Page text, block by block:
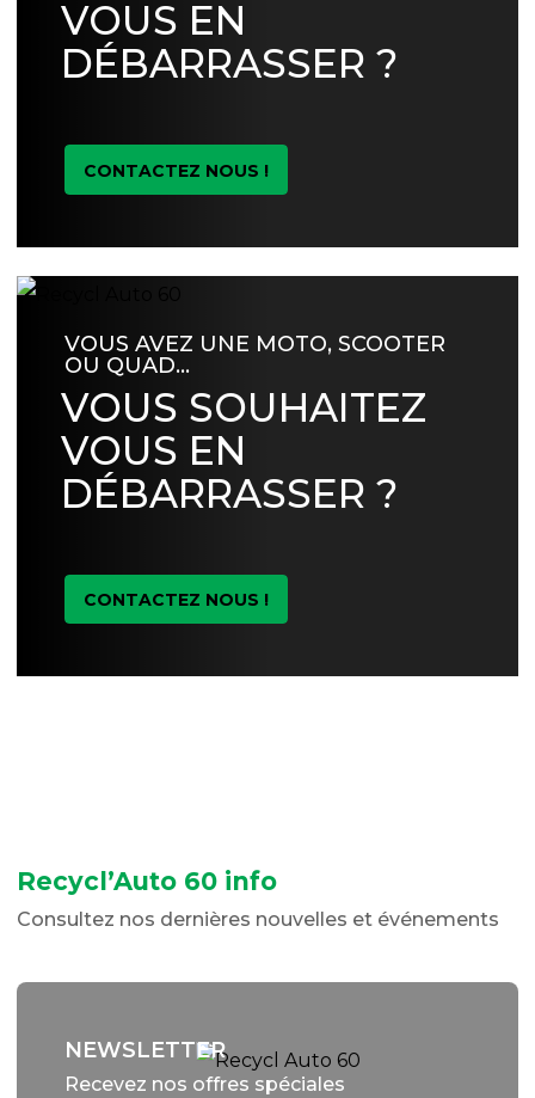
VOUS EN
DÉBARRASSER ?
CONTACTEZ NOUS !
VOUS AVEZ UNE MOTO, SCOOTER
OU QUAD…
VOUS SOUHAITEZ
VOUS EN
DÉBARRASSER ?
CONTACTEZ NOUS !
Recycl’Auto 60 info
Consultez nos dernières nouvelles et événements
NEWSLETTER
Recevez nos offres spéciales